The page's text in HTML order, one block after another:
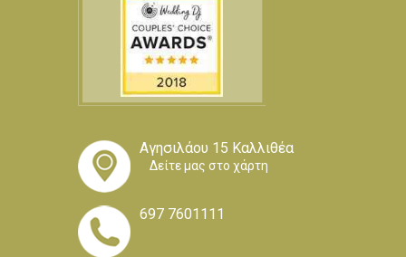
Αγησιλάου 15 Καλλιθέα
Δείτε μας στο χάρτη
697 7601111